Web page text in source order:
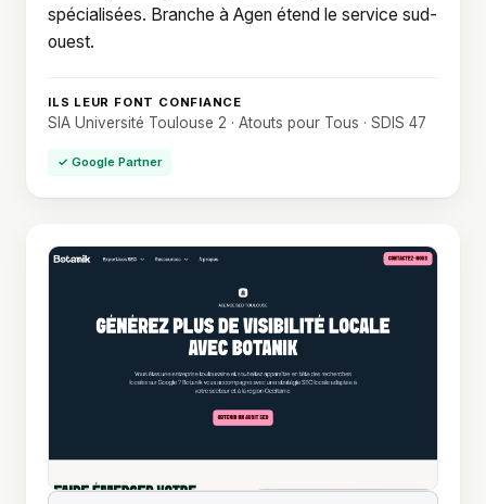
spécialisées. Branche à Agen étend le service sud-
ouest.
ILS LEUR FONT CONFIANCE
SIA Université Toulouse 2 · Atouts pour Tous · SDIS 47
✓ Google Partner